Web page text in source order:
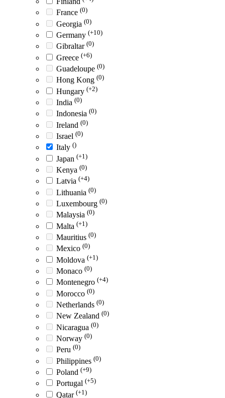
France (0)
Georgia (0)
Germany (+10)
Gibraltar (0)
Greece (+6)
Guadeloupe (0)
Hong Kong (0)
Hungary (+2)
India (0)
Indonesia (0)
Ireland (0)
Israel (0)
Italy ()
Japan (+1)
Kenya (0)
Latvia (+4)
Lithuania (0)
Luxembourg (0)
Malaysia (0)
Malta (+1)
Mauritius (0)
Mexico (0)
Moldova (+1)
Monaco (0)
Montenegro (+4)
Morocco (0)
Netherlands (0)
New Zealand (0)
Nicaragua (0)
Norway (0)
Peru (0)
Philippines (0)
Poland (+9)
Portugal (+5)
Qatar (+1)